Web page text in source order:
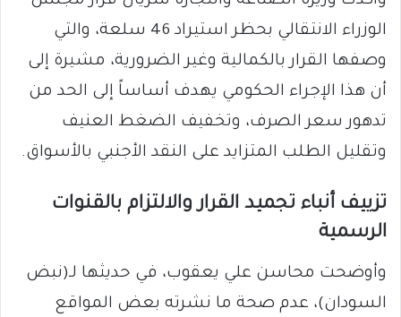
الوزراء الانتقالي بحظر استيراد 46 سلعة، والتي
وصفها القرار بالكمالية وغير الضرورية، مشيرة إلى
أن هذا الإجراء الحكومي يهدف أساساً إلى الحد من
تدهور سعر الصرف، وتخفيف الضغط العنيف
وتقليل الطلب المتزايد على النقد الأجنبي بالأسواق.
​تزييف أنباء تجميد القرار والالتزام بالقنوات
الرسمية
​وأوضحت محاسن علي يعقوب، في حديثها لـ(نبض
السودان)، عدم صحة ما نشرته بعض المواقع